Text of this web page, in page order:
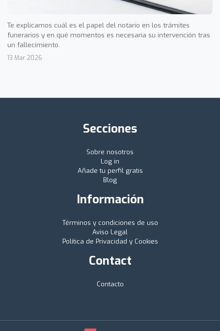
Te explicamos cuál es el papel del notario en los trámites
funerarios y en qué momentos es necesaria su intervención tras
un fallecimiento.
13 Mar 2026
Secciones
Sobre nosotros
Log in
Añade tu perfil gratis
Blog
Información
Términos y condiciones de uso
Aviso Legal
Política de Privacidad y Cookies
Contact
Contacto